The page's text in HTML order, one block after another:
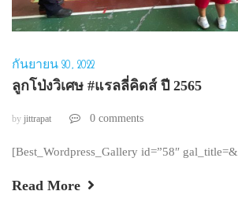
กันยายน 30, 2022
ลูกโป่งวิเศษ #แรลลี่คิดส์ ปี 2565
by jittrapat 0 comments
[Best_Wordpress_Gallery id=”58″ gal_title=&
Read More